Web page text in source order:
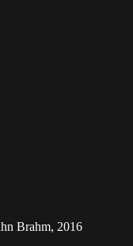
Brahm, 2016